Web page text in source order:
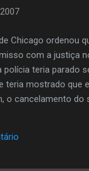
Chicago ordenou
com a justiça
polícia teria parado
teria mostrado que
o cancelamento do
poderá pegar até